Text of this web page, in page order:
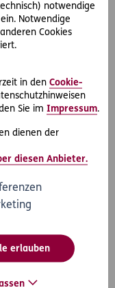
notwendige
Notwendige
Cookies
in den Cookie-
Sie im Impressum.
dienen der
diesen Anbieter.
erlauben
Freeride-Parcours
machen
des Bikers
werden
Gestaltung des
der
eine vorherige
ist.